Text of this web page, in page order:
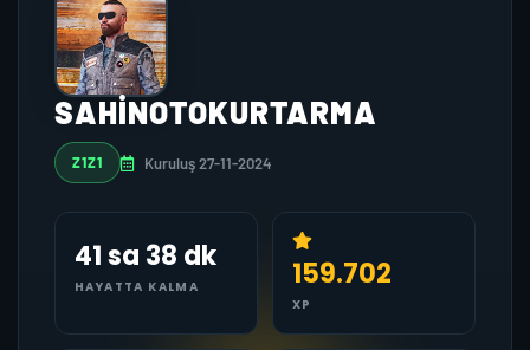
SAHINOTOKURTARMA
Z1Z1 Kuruluş 27-11-2024
41 sa 38 dk
HAYATTA KALMA 159.702
XP